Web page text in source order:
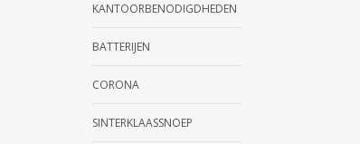
KANTOORBENODIGDHEDEN
BATTERIJEN
CORONA
SINTERKLAASSNOEP